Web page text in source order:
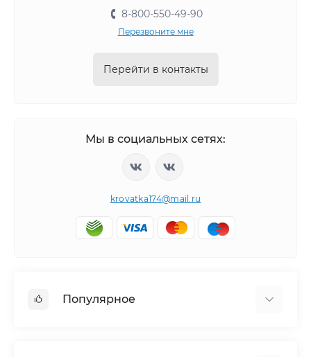
8-800-550-49-90
Перезвоните мне
Перейти в контакты
Мы в социальных сетях:
krovatka174@mail.ru
Популярное